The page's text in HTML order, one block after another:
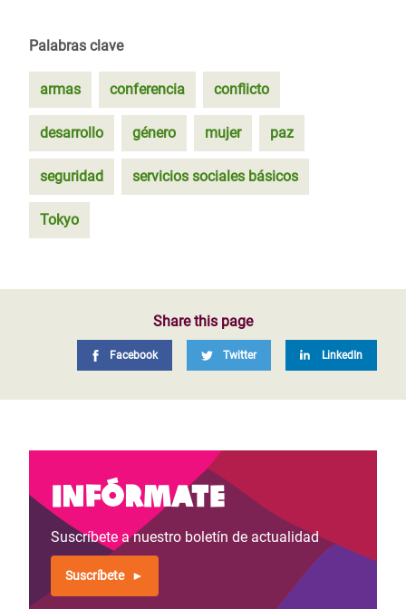
Palabras clave
armas conferencia conflicto
desarrollo género mujer paz
seguridad servicios sociales básicos
Tokyo
Share this page
Facebook Twitter LinkedIn
Infórmate
Suscríbete a nuestro boletín de actualidad
Suscríbete